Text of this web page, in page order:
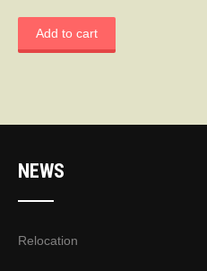
Add to cart
NEWS
Relocation